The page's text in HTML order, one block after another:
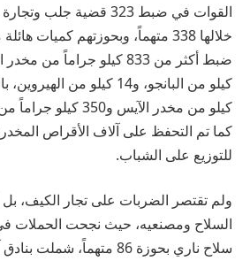
القوات في ضبط 323 قضية
خلالها 338 متهماً، وبحوزتهم كميات
كيلو من مخدر الآيس
كما تم التحفظ على آلاف الأقراص
للتوزيع على الشباب.
ولم تقتصر الضربات على تجار الكيف، بل
سلاح ناري بحوزة 86